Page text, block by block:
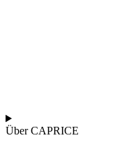
Über CAPRICE